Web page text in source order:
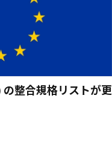
整合規格リストが更